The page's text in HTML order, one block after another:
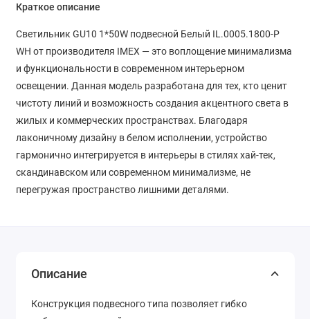
Краткое описание
Светильник GU10 1*50W подвесной Белый IL.0005.1800-P
WH от производителя IMEX — это воплощение минимализма
и функциональности в современном интерьерном
освещении. Данная модель разработана для тех, кто ценит
чистоту линий и возможность создания акцентного света в
жилых и коммерческих пространствах. Благодаря
лаконичному дизайну в белом исполнении, устройство
гармонично интегрируется в интерьеры в стилях хай-тек,
скандинавском или современном минимализме, не
перегружая пространство лишними деталями.
Описание
Конструкция подвесного типа позволяет гибко